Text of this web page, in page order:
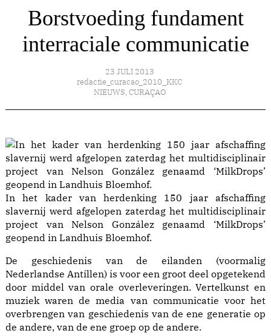
Borstvoeding fundament
interraciale communicatie
23 JULI 2013
redactie_curacao_2010_KKC
NIEUWS, CURAÇAO
In het kader van herdenking 150 jaar afschaffing
slavernij werd afgelopen zaterdag het multidisciplinair
project van Nelson González genaamd ‘MilkDrops’
geopend in Landhuis Bloemhof.
De geschiedenis van de eilanden (voormalig
Nederlandse Antillen) is voor een groot deel opgetekend
door middel van orale overleveringen. Vertelkunst en
muziek waren de media van communicatie voor het
overbrengen van geschiedenis van de ene generatie op
de andere, van de ene groep op de andere.